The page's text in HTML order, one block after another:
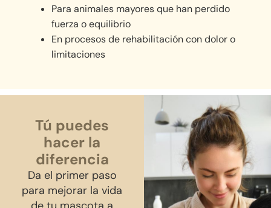
Para animales mayores que han perdido
fuerza o equilibrio
En procesos de rehabilitación con dolor o
limitaciones
Tú puedes
hacer la
diferencia
Da el primer paso
para mejorar la vida